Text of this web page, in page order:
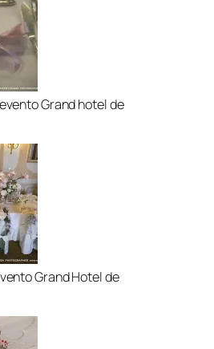
Grand hotel de
Grand Hotel de